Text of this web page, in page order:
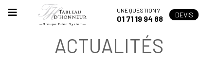
UNE QUESTION ?
01 71 19 94 88 DEVIS
ACTUALITÉS